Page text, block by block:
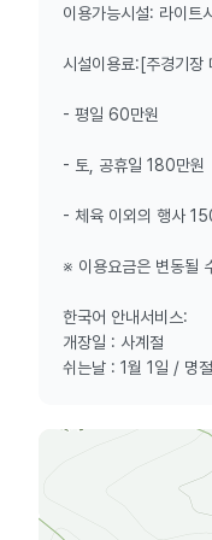
이용가능시설: 라이트
시설이용료:[주경기장
- 평일 60만원
- 토, 공휴일 180만원
- 체육 이외의 행사
※ 이용요금은 변동될
한국어 안내서비스:
개장일 : 사계절
쉬는날 : 1월 1일 / 명